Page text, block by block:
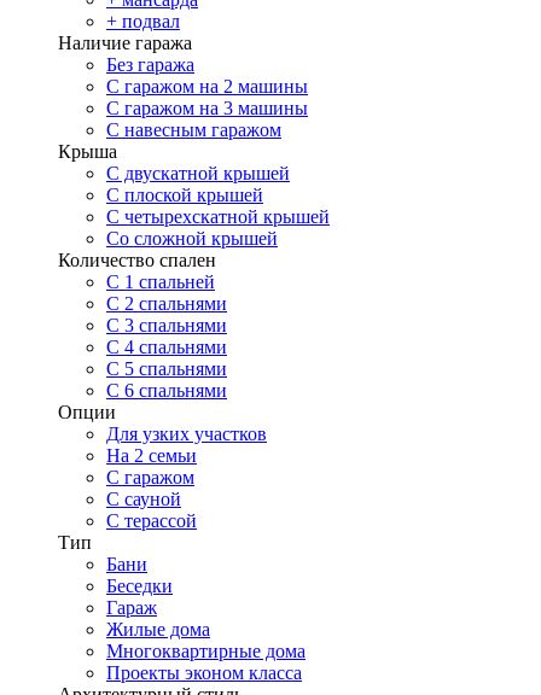
+ подвал
Наличие гаража
Без гаража
С гаражом на 2 машины
С гаражом на 3 машины
С навесным гаражом
Крыша
С двускатной крышей
С плоской крышей
С четырехскатной крышей
Со сложной крышей
Количество спален
С 1 спальней
С 2 спальнями
С 3 спальнями
С 4 спальнями
С 5 спальнями
С 6 спальнями
Опции
Для узких участков
На 2 семьи
С гаражом
С сауной
С терассой
Тип
Бани
Беседки
Гараж
Жилые дома
Многоквартирные дома
Проекты эконом класса